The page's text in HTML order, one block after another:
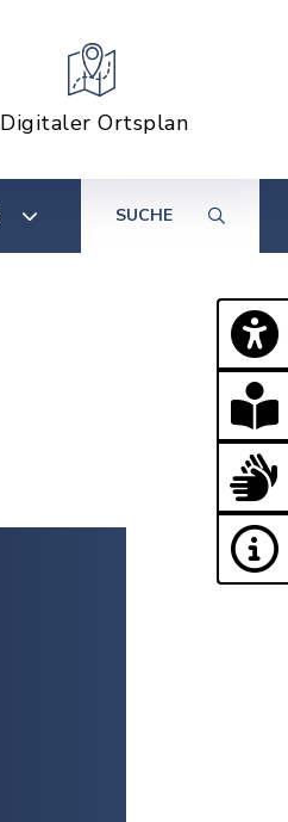
Digitaler Ortsplan
SUCHE